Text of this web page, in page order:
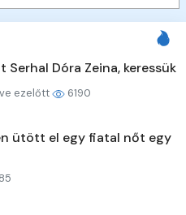
Serhal Dóra Zeina, keressük
ezelőtt 6190
ütött el egy fiatal nőt egy